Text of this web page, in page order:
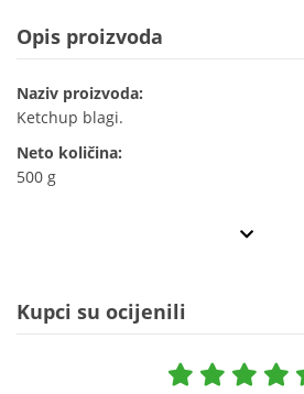
Opis proizvoda
Naziv proizvoda:
Ketchup blagi.
Neto količina:
500 g
Kupci su ocijenili